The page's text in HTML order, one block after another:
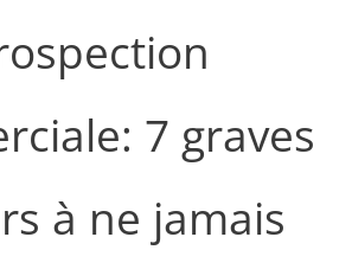
7 graves
à ne jamais